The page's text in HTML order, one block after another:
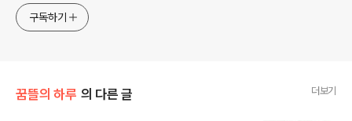
구독하기
꿈뜰의 하루 의 다른 글 더보기